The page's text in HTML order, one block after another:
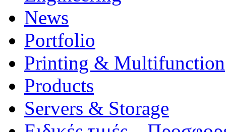
News
Portfolio
Printing & Multifunction
Products
Servers & Storage